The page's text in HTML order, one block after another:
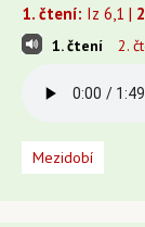
1. čtení: Iz 6,1 |
1. čtení 2.
Mezidobí